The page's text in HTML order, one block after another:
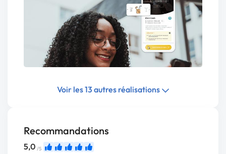
Voir les 13 autres réalisations
Recommandations
5,0 /5